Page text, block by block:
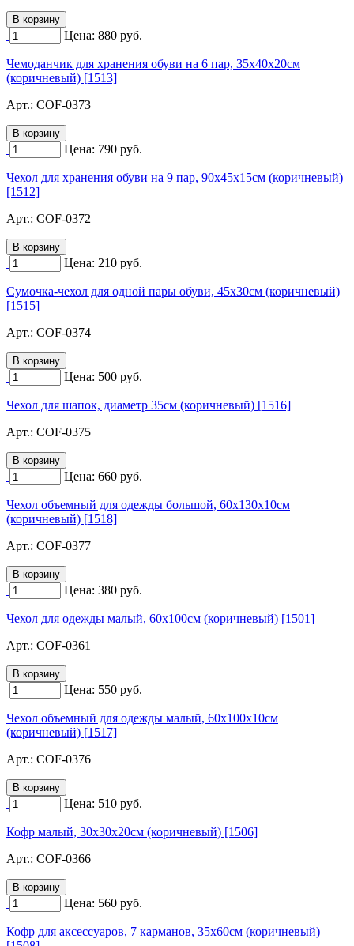
Цена: 880 руб.
Чемоданчик для хранения обуви на 6 пар, 35х40х20см
(коричневый) [1513]
Арт.: COF-0373
Цена: 790 руб.
Чехол для хранения обуви на 9 пар, 90х45х15см (коричневый)
[1512]
Арт.: COF-0372
Цена: 210 руб.
Сумочка-чехол для одной пары обуви, 45х30см (коричневый)
[1515]
Арт.: COF-0374
Цена: 500 руб.
Чехол для шапок, диаметр 35см (коричневый) [1516]
Арт.: COF-0375
Цена: 660 руб.
Чехол объемный для одежды большой, 60х130х10см
(коричневый) [1518]
Арт.: COF-0377
Цена: 380 руб.
Чехол для одежды малый, 60х100см (коричневый) [1501]
Арт.: COF-0361
Цена: 550 руб.
Чехол объемный для одежды малый, 60х100х10см
(коричневый) [1517]
Арт.: COF-0376
Цена: 510 руб.
Кофр малый, 30х30х20см (коричневый) [1506]
Арт.: COF-0366
Цена: 560 руб.
Кофр для аксессуаров, 7 карманов, 35х60см (коричневый)